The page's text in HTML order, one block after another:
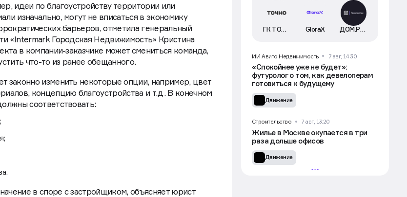
идеи по благоустройству территории или
изначально, могут не вписаться в экономику
барьеров, отметила генеральный
«Intermark Городская Недвижимость» Кристина
в компании-заказчике может смениться команда,
что-то из ранее обещанного.
законно изменить некоторые опции, например, цвет
концепцию благоустройства и т.д. В конечном
соответствовать:
в споре с застройщиком, объясняет юрист
ГК ТОЧНО GloraX ДОМ.РФ Технологии
ИИ Авито Недвижимость 7 авг, 14:30
«Спокойнее уже не будет»:
футуролог о том, как девелоперам
готовиться к будущему
Движение
Строительство 7 авг, 13:20
Жилье в Москве окупается в три
раза дольше офисов
Движение